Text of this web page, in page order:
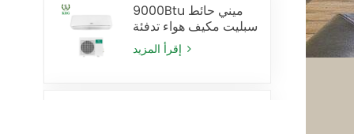
9000Btu ميني حائط
سبليت مكيف هواء تدفئة
وتبريد